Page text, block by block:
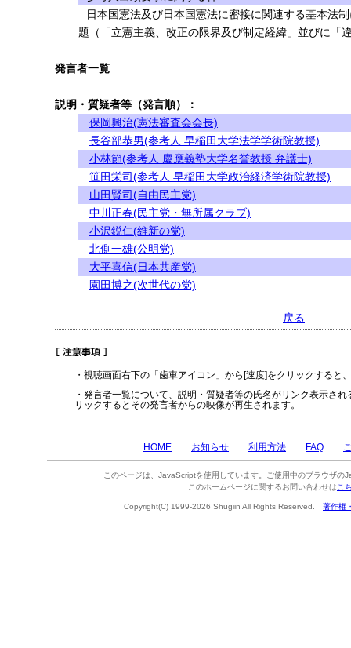
日本国憲法及び日本国憲法に密接に関連する基本法
題（「立憲主義、改正の限界及び制定経緯」並びに「
発言者一覧
説明・質疑者等（発言順）：
保岡興治(憲法審査会会長)
長谷部恭男(参考人 早稲田大学法学学術院教授)
小林節(参考人 慶應義塾大学名誉教授 弁護士)
笹田栄司(参考人 早稲田大学政治経済学術院教授)
山田賢司(自由民主党)
中川正春(民主党・無所属クラブ)
小沢鋭仁(維新の党)
北側一雄(公明党)
大平喜信(日本共産党)
園田博之(次世代の党)
戻る
・視聴画面右下の「歯車アイコン」から[速度]をクリックすると
・発言者一覧について、説明・質疑者等の氏名がリンク表示さ
リックするとその発言者からの映像が再生されます。
HOME お知らせ 利用方法 FAQ
このページは、JavaScriptを使用しています。ご使用中のブラウザの
このホームページに関するお問い合わせは こ
Copyright(C) 1999-2026 Shugiin All Rights Reserved. 著作権